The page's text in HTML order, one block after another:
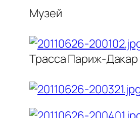
Музей
Трасса Париж-Дакар